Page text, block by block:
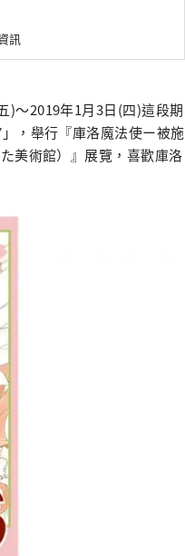
訊
)～2019年1月3日(四)這段期
，舉行『庫洛魔法使ー被施
美術館）』展覽，喜歡庫洛